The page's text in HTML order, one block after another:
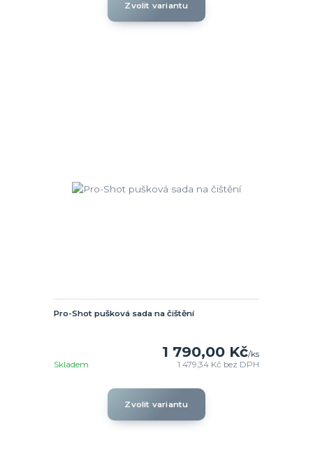
Zvolit variantu
Pro-Shot pušková sada na čištění
1 790,00 Kč/ks
1 479,34 Kč bez DPH
Skladem
Zvolit variantu